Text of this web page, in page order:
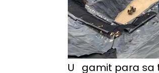
U gamit para sa